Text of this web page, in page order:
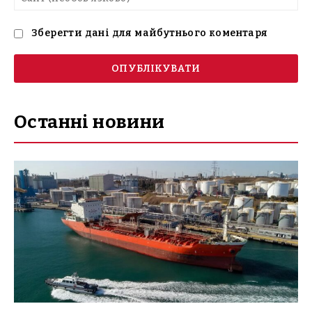
Зберегти дані для майбутнього коментаря
Останні новини